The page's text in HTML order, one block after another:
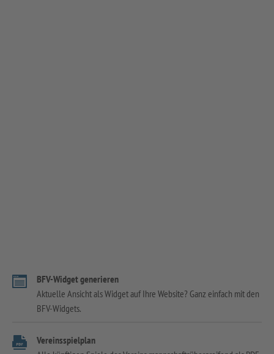
BFV-Widget generieren
Aktuelle Ansicht als Widget auf Ihre Website? Ganz einfach mit den
BFV-Widgets.
Vereinsspielplan